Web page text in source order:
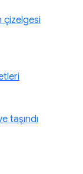
çizelgesi
taşındı